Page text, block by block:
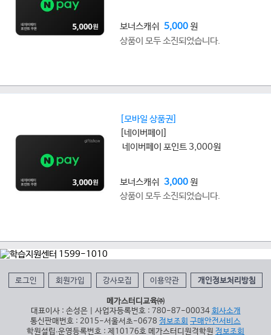
보너스캐쉬 5,000원
상품이 모두 소진되었습니다.
[모바일 상품권]
[네이버페이]
네이버페이 포인트 3,000원
보너스캐쉬 3,000원
상품이 모두 소진되었습니다.
로그인 회원가입 강사모집 이용약관 개인정보처리방침
메가스터디교육㈜
대표이사 : 손성은 | 사업자등록번호 : 780-87-00034 회사소개
통신판매번호 : 2015-서울서초-0678 정보조회 구매안전서비스
학원설립∙운영등록번호 : 제10176호 메가스터디원격학원 정보조회